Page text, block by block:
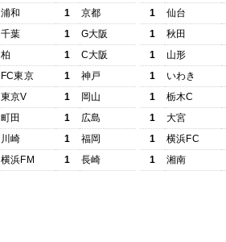
浦和 1
京都
千葉 1
G大阪
柏 1
C大阪
FC東京 1
神戸
東京V 1
岡山
町田 1
広島
川崎 1
福岡
横浜FM 1 長崎
1
仙台
1
秋田
1
山形
1
いわき
1
栃木C
1
大宮
1
横浜FC
1
湘南